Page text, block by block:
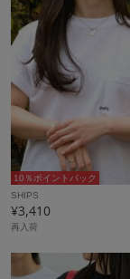
10％ポイントバック
SHIPS
¥3,410
再入荷